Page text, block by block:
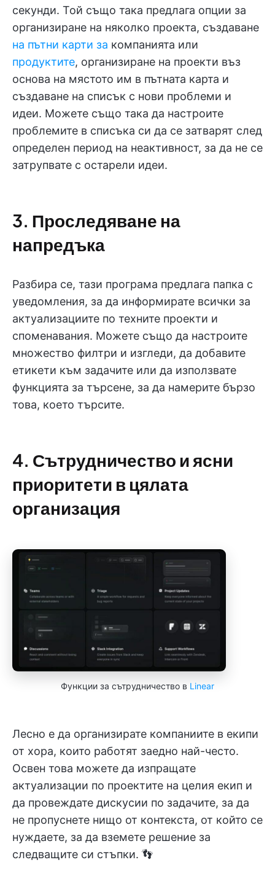
секунди. Той също така предлага опции за
организиране на няколко проекта, създаване
на пътни карти за компанията или
продуктите, организиране на проекти въз
основа на мястото им в пътната карта и
създаване на списък с нови проблеми и
идеи. Можете също така да настроите
проблемите в списъка си да се затварят след
определен период на неактивност, за да не се
затрупвате с остарели идеи.
3. Проследяване на
напредъка
Разбира се, тази програма предлага папка с
уведомления, за да информирате всички за
актуализациите по техните проекти и
споменавания. Можете също да настроите
множество филтри и изгледи, да добавите
етикети към задачите или да използвате
функцията за търсене, за да намерите бързо
това, което търсите.
4. Сътрудничество и ясни
приоритети в цялата
организация
Функции за сътрудничество в Linear
Лесно е да организирате компаниите в екипи
от хора, които работят заедно най-често.
Освен това можете да изпращате
актуализации по проектите на целия екип и
да провеждате дискусии по задачите, за да
не пропуснете нищо от контекста, от който се
нуждаете, за да вземете решение за
следващите си стъпки. 👣